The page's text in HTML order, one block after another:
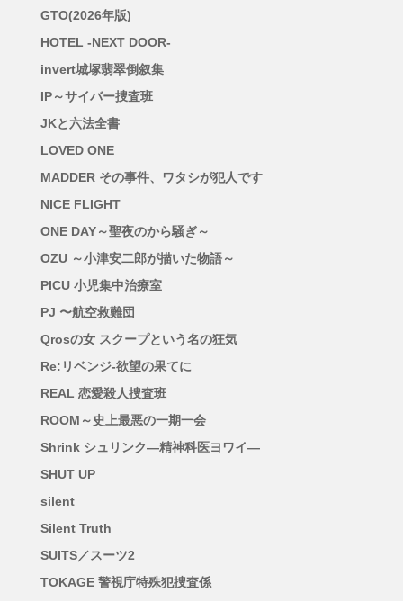
GTO(2026年版)
HOTEL -NEXT DOOR-
invert城塚翡翠倒叙集
IP～サイバー捜査班
JKと六法全書
LOVED ONE
MADDER その事件、ワタシが犯人です
NICE FLIGHT
ONE DAY～聖夜のから騒ぎ～
OZU ～小津安二郎が描いた物語～
PICU 小児集中治療室
PJ 〜航空救難団
Qrosの女 スクープという名の狂気
Re:リベンジ-欲望の果てに
REAL 恋愛殺人捜査班
ROOM～史上最悪の一期一会
Shrink シュリンク―精神科医ヨワイ―
SHUT UP
silent
Silent Truth
SUITS／スーツ2
TOKAGE 警視庁特殊犯捜査係